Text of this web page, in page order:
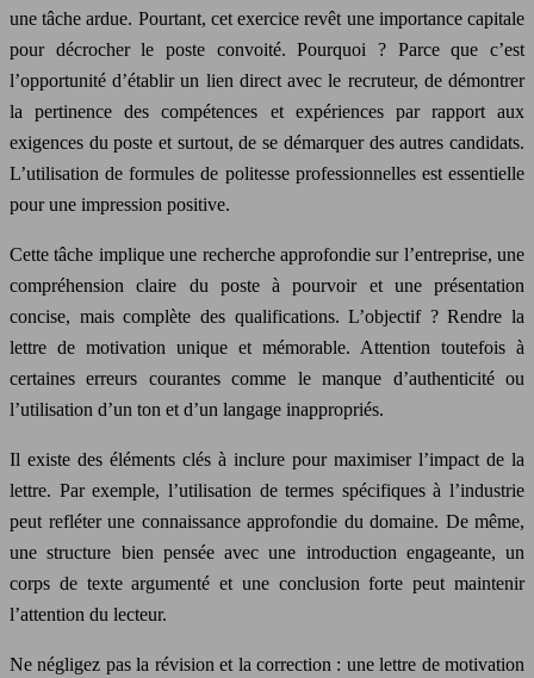
une tâche ardue. Pourtant, cet exercice revêt une importance capitale
pour décrocher le poste convoité. Pourquoi ? Parce que c’est
l’opportunité d’établir un lien direct avec le recruteur, de démontrer
la pertinence des compétences et expériences par rapport aux
exigences du poste et surtout, de se démarquer des autres candidats.
L’utilisation de formules de politesse professionnelles est essentielle
pour une impression positive.
Cette tâche implique une recherche approfondie sur l’entreprise, une
compréhension claire du poste à pourvoir et une présentation
concise, mais complète des qualifications. L’objectif ? Rendre la
lettre de motivation unique et mémorable. Attention toutefois à
certaines erreurs courantes comme le manque d’authenticité ou
l’utilisation d’un ton et d’un langage inappropriés.
Il existe des éléments clés à inclure pour maximiser l’impact de la
lettre. Par exemple, l’utilisation de termes spécifiques à l’industrie
peut refléter une connaissance approfondie du domaine. De même,
une structure bien pensée avec une introduction engageante, un
corps de texte argumenté et une conclusion forte peut maintenir
l’attention du lecteur.
Ne négligez pas la révision et la correction : une lettre de motivation